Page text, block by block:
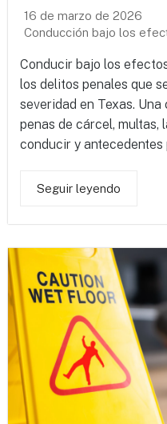
16 de marzo de 2026
Conducción bajo los
Conducir bajo los
los delitos penales que
severidad en Texas.
penas de cárcel, multas,
conducir y antecedentes
Seguir leyendo